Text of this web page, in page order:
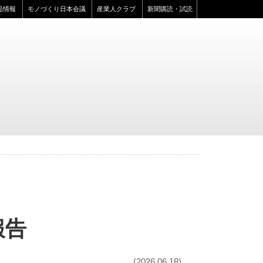
情報 モノづくり日本会議 産業人クラブ 新聞購読・試読
告